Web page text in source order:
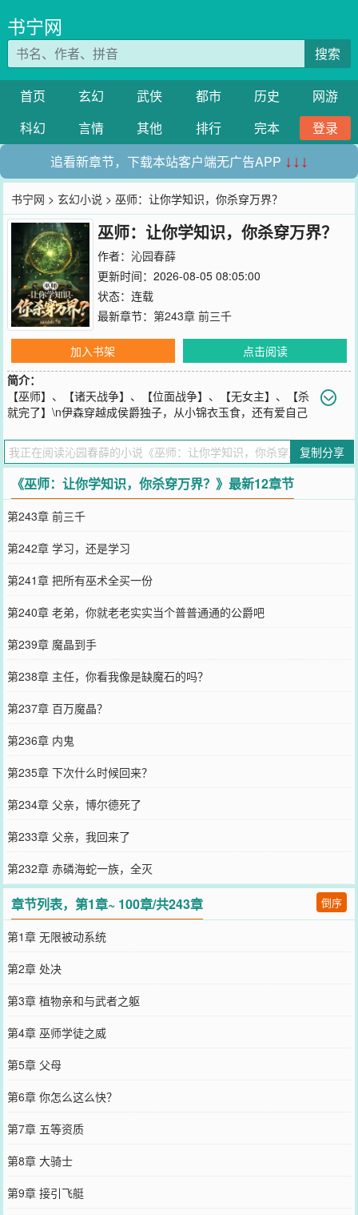
书宁网
搜索
首页 玄幻 武侠 都市 历史
网游
科幻
言情 其他 排行 完本
登录
追看新章节，下载本站客户端无广告APP ↓↓↓
书宁网 >玄幻小说 > 巫师：让你学知识，你杀穿万界？
巫师：让你学知识，你杀穿万界？
作者： 沁园春薛
更新时间：2026-08-05 08:05:00
状态：连载
最新章节： 第243章 前三千
加入书架
点击阅读
简介：
【巫师】、【诸天战争】、【位面战争】、【无女主】、【杀
就完了】\n伊森穿越成侯爵独子，从小锦衣玉食，还有爱自己
击杀就能无限解锁被动？\n解锁的被动还一个比一个逆天？\n什么叫
长命百岁被动是每生存1日，寿命提高百年？\n什么有叫阎罗之祝被动
是每次死亡可耗费1年寿命完美复活？\n什么还叫亚圣的瞩目被动是学
习、理解、吸收知识速度提高10000%？\n没关就是没开？\n还是直接
不演了？\n伊森·里奥：父母双全，有挂又天赋好，你说说，气不气
人？气不气人？\n啥？\n你说越到后面需要的生命能量越多？\n这话说
的，这虚空中世界多不胜数，多找找不久得了。
您要是觉得《巫师：让你学知识，你杀穿万界？
忘记向您QQ群和微博微信里的朋友推荐哦！
复制分享
《巫师：让你学知识，你杀穿万界？》最新12章节
第243章 前三千
第242章 学习，还是学习
第241章 把所有巫术全买一份
第240章 老弟，你就老老实实当个普普通通的公爵吧
第239章 魔晶到手
第238章 主任，你看我像是缺魔石的吗？
第237章 百万魔晶？
第236章 内鬼
第235章 下次什么时候回来？
第234章 父亲，博尔德死了
第233章 父亲，我回来了
第232章 赤磷海蛇一族，全灭
章节列表，第1章~ 100章/共243章 倒序
第1章 无限被动系统
第2章 处决
第3章 植物亲和与武者之躯
第4章 巫师学徒之威
第5章 父母
第6章 你怎么这么快？
第7章 五等资质
第8章 大骑士
第9章 接引飞艇